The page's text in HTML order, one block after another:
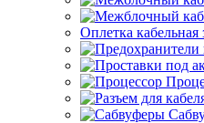
Оплетка кабельная